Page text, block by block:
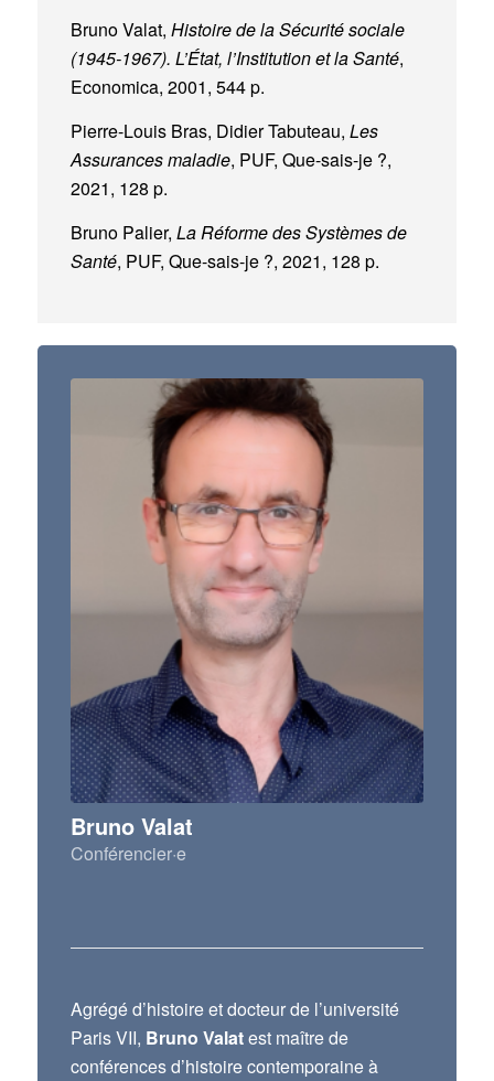
Bruno Valat, Histoire de la Sécurité sociale
(1945-1967). L’État, l’Institution et la Santé,
Economica, 2001, 544 p.
Pierre-Louis Bras, Didier Tabuteau, Les
Assurances maladie, PUF, Que-sais-je ?,
2021, 128 p.
Bruno Palier, La Réforme des Systèmes de
Santé, PUF, Que-sais-je ?, 2021, 128 p.
Bruno Valat
Conférencier·e
Agrégé d’histoire et docteur de l’université
Paris VII, Bruno Valatest maître de
conférences d’histoire contemporaine à